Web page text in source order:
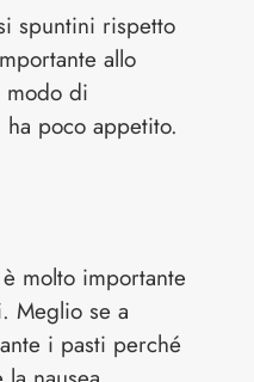
spuntini rispetto
allo
modo di
poco appetito.
molto importante
Meglio se a
i pasti perché